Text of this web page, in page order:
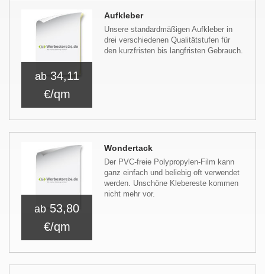
ab34,11
€/qm
Aufkleber
Unsere standardmäßigen Aufkleber in
drei verschiedenen Qualitätstufen für
den kurzfristen bis langfristen Gebrauch.
ab 53,80
€/qm
Wondertack
Der PVC-freie Polypropylen-Film kann
ganz einfach und beliebig oft verwendet
werden. Unschöne Klebereste kommen
nicht mehr vor.